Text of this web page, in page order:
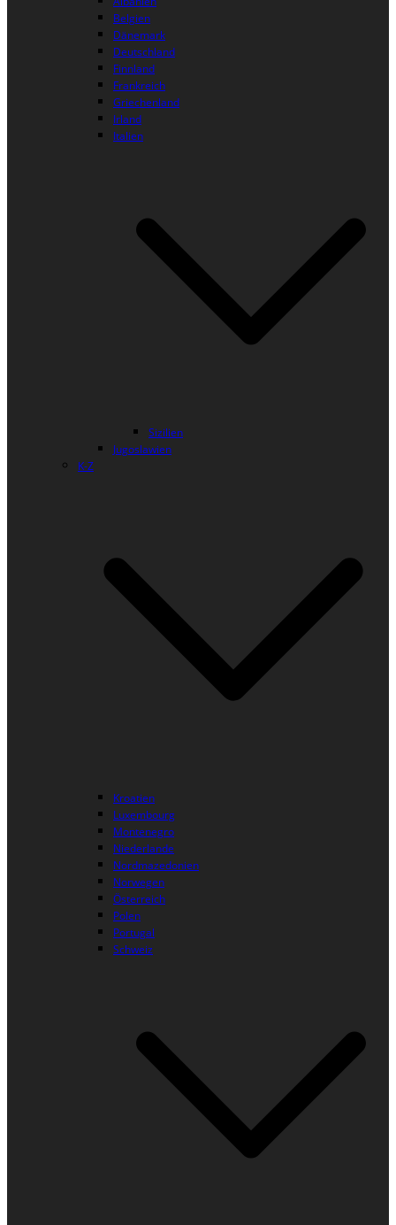
Belgien
Dänemark
Deutschland
Finnland
Frankreich
Griechenland
Irland
Italien
Sizilien
Jugoslawien
K-Z
Kroatien
Luxembourg
Montenegro
Niederlande
Nordmazedonien
Norwegen
Österreich
Polen
Portugal
Schweiz